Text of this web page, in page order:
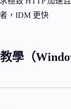
，IDM 更快
教學（